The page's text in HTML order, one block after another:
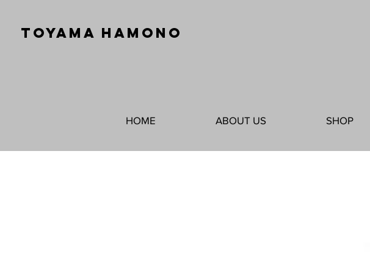
TOYAMA HAMONO
HOME ABOUT US SHOP